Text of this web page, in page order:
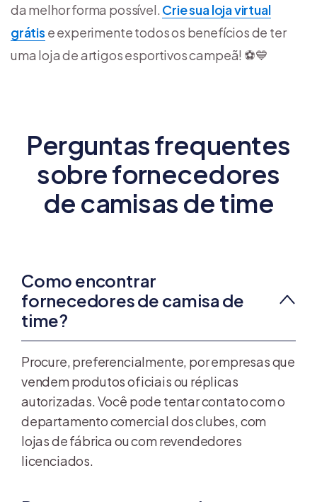
da melhor forma possível. Crie sua loja virtual
grátis e experimente todos os benefícios de ter
uma loja de artigos esportivos campeã! ⚽💙
Perguntas frequentes
sobre fornecedores
de camisas de time
Como encontrar
fornecedores de camisa de
time?
Procure, preferencialmente, por empresas que
vendem produtos oficiais ou réplicas
autorizadas. Você pode tentar contato com o
departamento comercial dos clubes, com
lojas de fábrica ou com revendedores
licenciados.